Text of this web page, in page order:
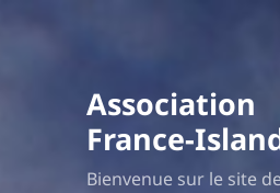
Association
France-
Bienvenue sur le site